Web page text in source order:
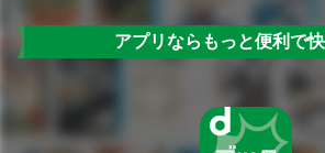
アプリならもっと便利で快